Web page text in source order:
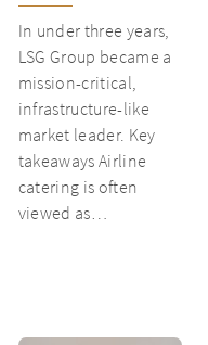
unit into culinary
champion
In under three years,
LSG Group became a
mission-critical,
infrastructure-like
market leader. Key
takeaways Airline
catering is often
viewed as…